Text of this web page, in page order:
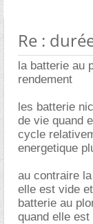
Re :
la batterie au
rendement
les batterie
de vie quand
cycle
energetique
au contraire
elle est vide
batterie au
quand elle